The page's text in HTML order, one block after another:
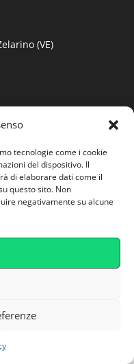
tecnologie come i cookie
del dispositivo. Il
di elaborare dati come il
questo sito. Non
negativamente su alcune
(VE)